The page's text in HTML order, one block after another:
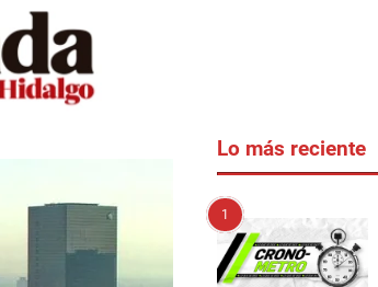
Lo más reciente
1